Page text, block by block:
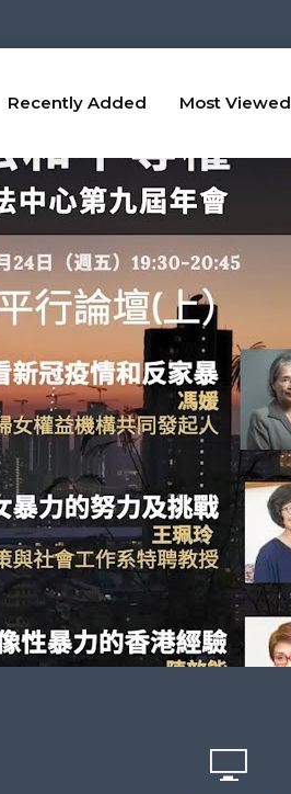
Recently Added Most Viewed